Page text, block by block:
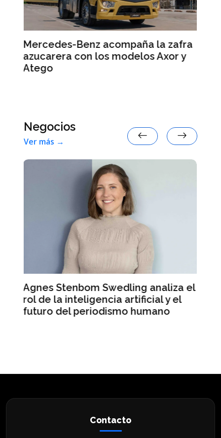
la zafra
Axor y
Smart #2: la marca anticipa
detalles de su nuevo auto
Negocios
Ver más →
el
y el
Mercado Libre registra ingresos
récord pero sus acciones caen
Wall Street
Contacto